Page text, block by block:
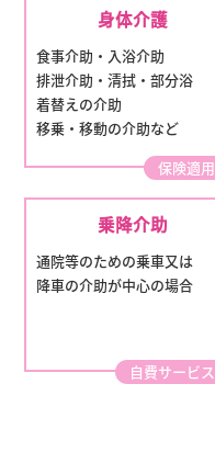
身体介護
食事介助・入浴介助
排泄介助・清拭・部分浴
着替えの介助
移乗・移動の介助など
保険適用
乗降介助
通院等のための乗車又は
降車の介助が中心の場合
自費サービス